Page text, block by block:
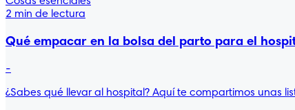
2 min de lectura
Qué empacar en la bolsa del parto para el
-
¿Sabes qué llevar al hospital? Aquí te compartimos unas